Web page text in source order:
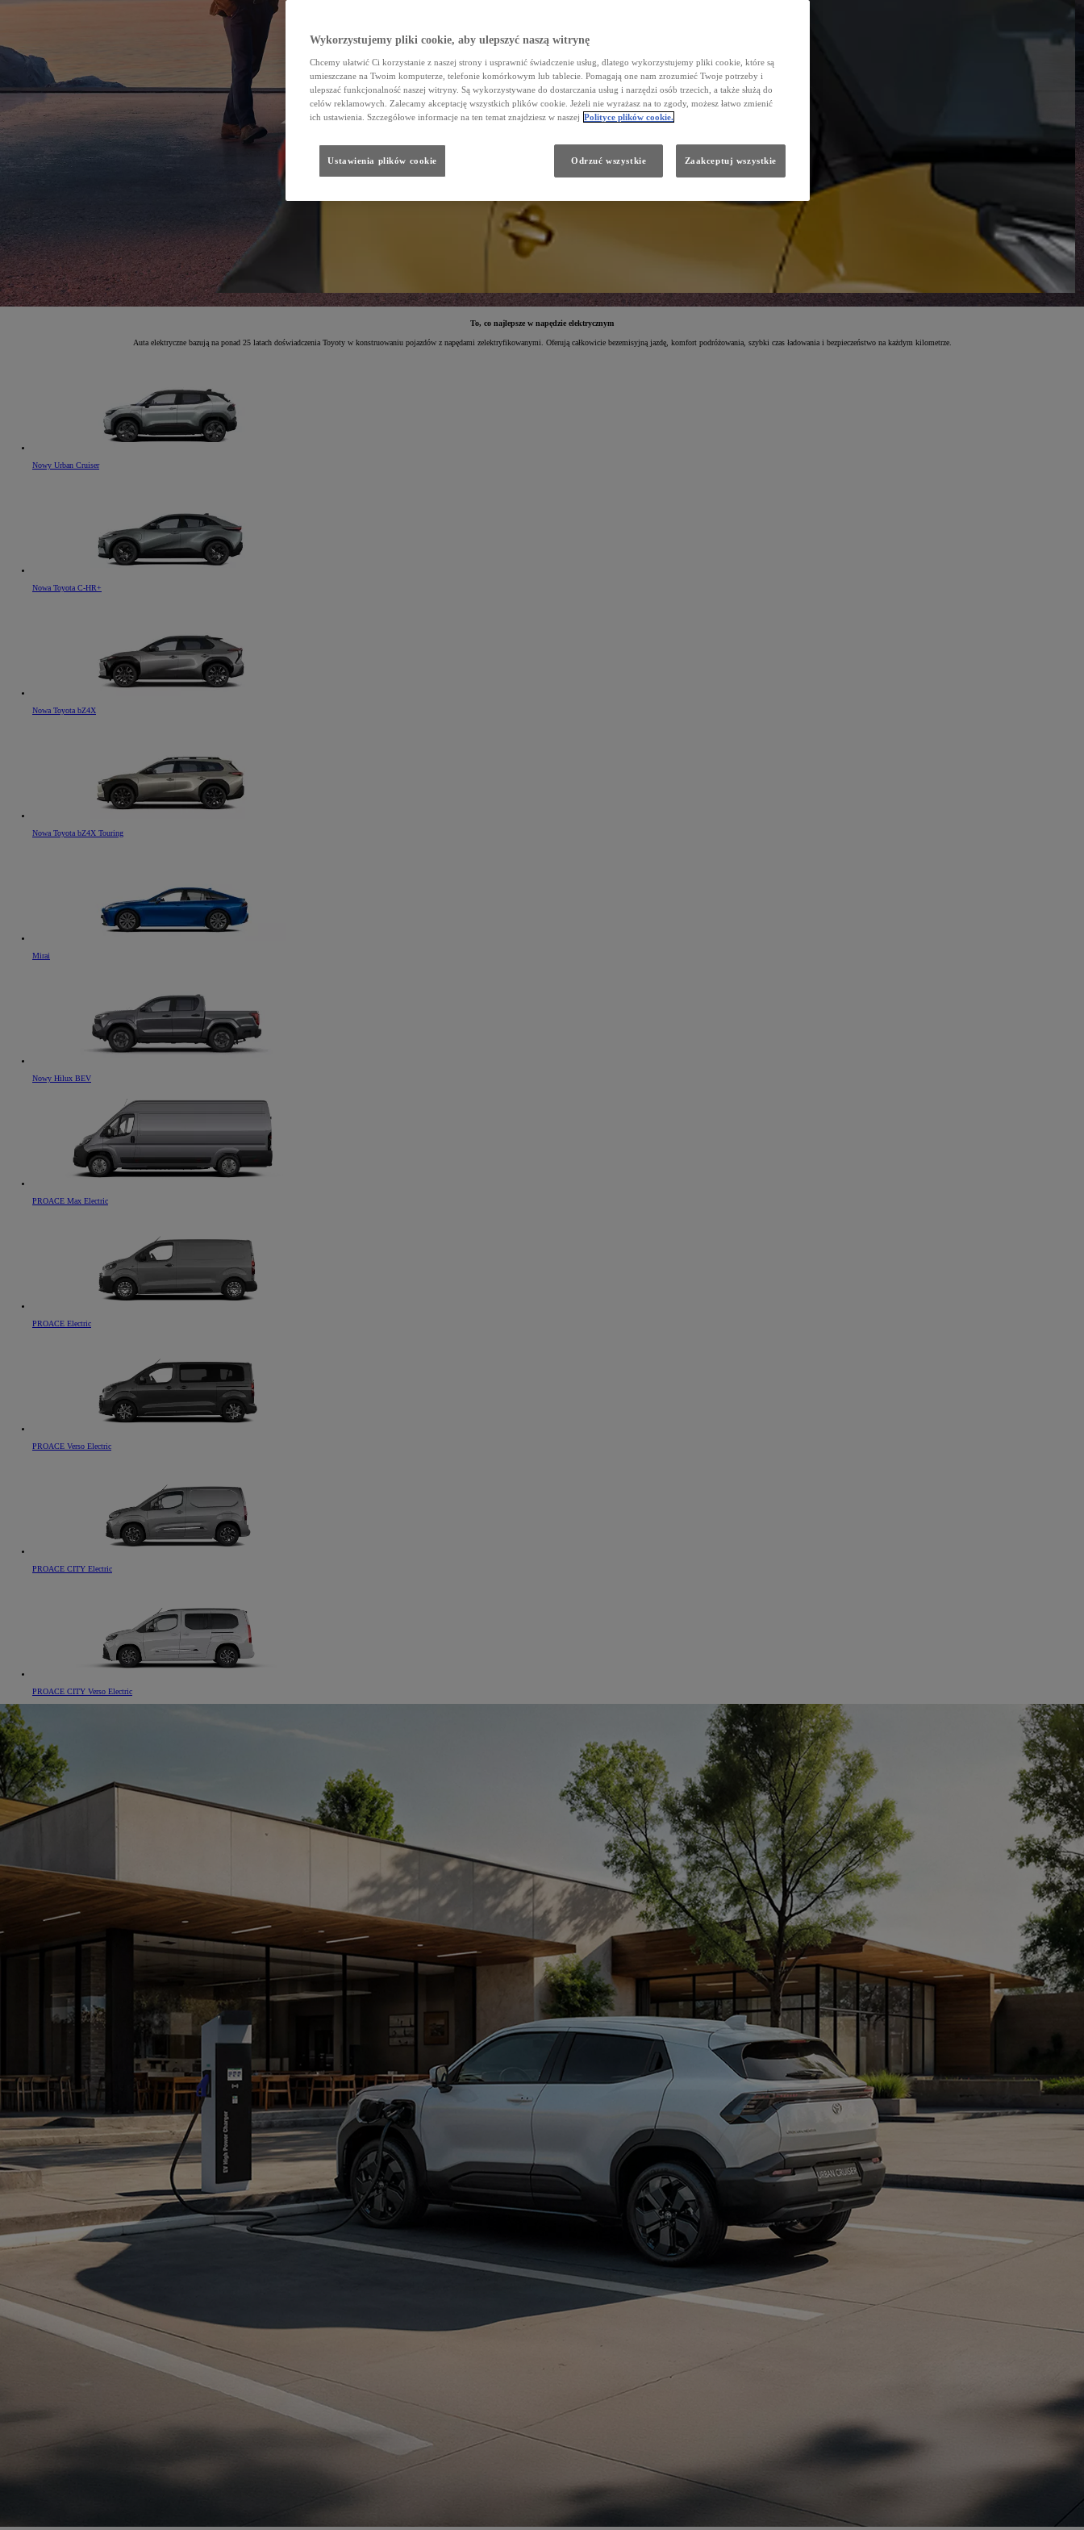
105 300 zł
To, co najlepsze w napędzie elektrycznym
Auta elektryczne bazują na ponad 25 latach doświadczenia Toyoty w konstruowaniu pojazdów z napędami zelektryfikowanymi. Oferują całkowicie bezemisyjną jazdę, komfort podróżowania, szybki czas ładowania i bezpieczeństwo na każdym kilometrze.
Nowy Urban Cruiser
Nowa Toyota C-HR+
Nowa Toyota bZ4X
Nowa Toyota bZ4X Touring
Mirai
Nowy Hilux BEV
PROACE Max Electric
PROACE Electric
PROACE Verso Electric
PROACE CITY Electric
PROACE CITY Verso Electric
Wykorzystujemy pliki cookie, aby ulepszyć naszą witrynę
Chcemy ułatwić Ci korzystanie z naszej strony i usprawnić świadczenie usług, dlatego wykorzystujemy pliki cookie, które są
umieszczane na Twoim komputerze, telefonie komórkowym lub tablecie. Pomagają one nam zrozumieć Twoje potrzeby i
ulepszać funkcjonalność naszej witryny. Są wykorzystywane do dostarczania usług i narzędzi osób trzecich, a także służą do
celów reklamowych. Zalecamy akceptację wszystkich plików cookie. Jeżeli nie wyrażasz na to zgody, możesz łatwo zmienić
ich ustawienia. Szczegółowe informacje na ten temat znajdziesz w naszej Polityce plików cookie.
Odrzuć wszystkie Zaakceptuj wszystkie
Ustawienia plików cookie